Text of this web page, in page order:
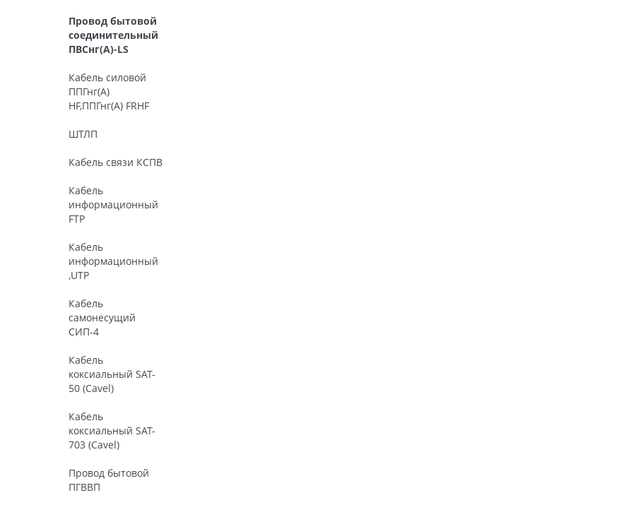
Провод бытовой
соединительный
ПВСнг(А)-LS
Кабель силовой
ППГнг(А)
HF,ППГнг(А) FRHF
ШТЛП
Кабель связи КСПВ
Кабель
информационный
FTP
Кабель
информационный
,UTP
Кабель
самонесущий
СИП-4
Кабель
коксиальный SAT-
50 (Cavel)
Кабель
коксиальный SAT-
703 (Cavel)
Провод бытовой
ПГВВП